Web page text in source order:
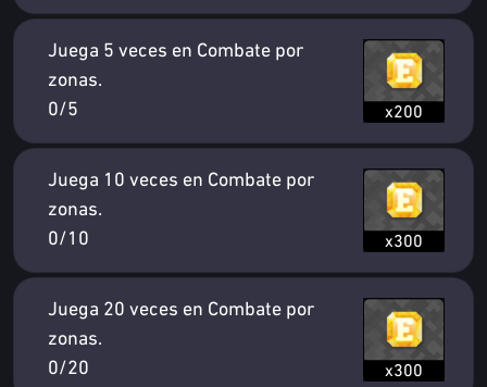
Juega 5 veces en Combate por
zonas.
0/5
x200
Juega 10 veces en Combate por
zonas.
0/10
x300
Juega 20 veces en Combate por
zonas.
0/20
x300